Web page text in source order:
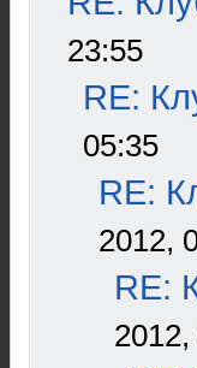
23:55
RE:
05:35
RE:
2012,
RE: